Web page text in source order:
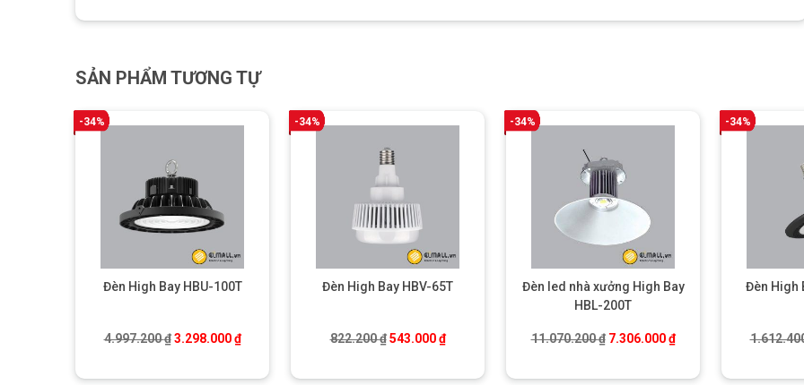
SẢN PHẨM TƯƠNG TỰ
-34%
Đèn High Bay HBU-100T
4.997.200₫ Giá gốc là: 4.997.200 ₫.
3.298.000₫Giá hiện tại là: 3.298.000 ₫.
-34%
Đèn High Bay HBV-65T
822.200₫ Giá gốc là: 822.200 ₫.
543.000₫Giá hiện tại là: 543.000 ₫.
-34%
Đèn led nhà xưởng High Bay
HBL-200T
11.070.200₫ Giá gốc là: 11.070.200 ₫.
7.306.000₫Giá hiện tại là:
-34%
Đèn High